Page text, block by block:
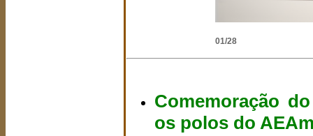
02/28
Comemoração
os polos do